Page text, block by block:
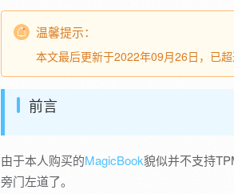
温馨提示：
本文最后更新于2022年09月26日，已
前言
由于本人购买的MagicBook貌似并不支持
旁门左道了。